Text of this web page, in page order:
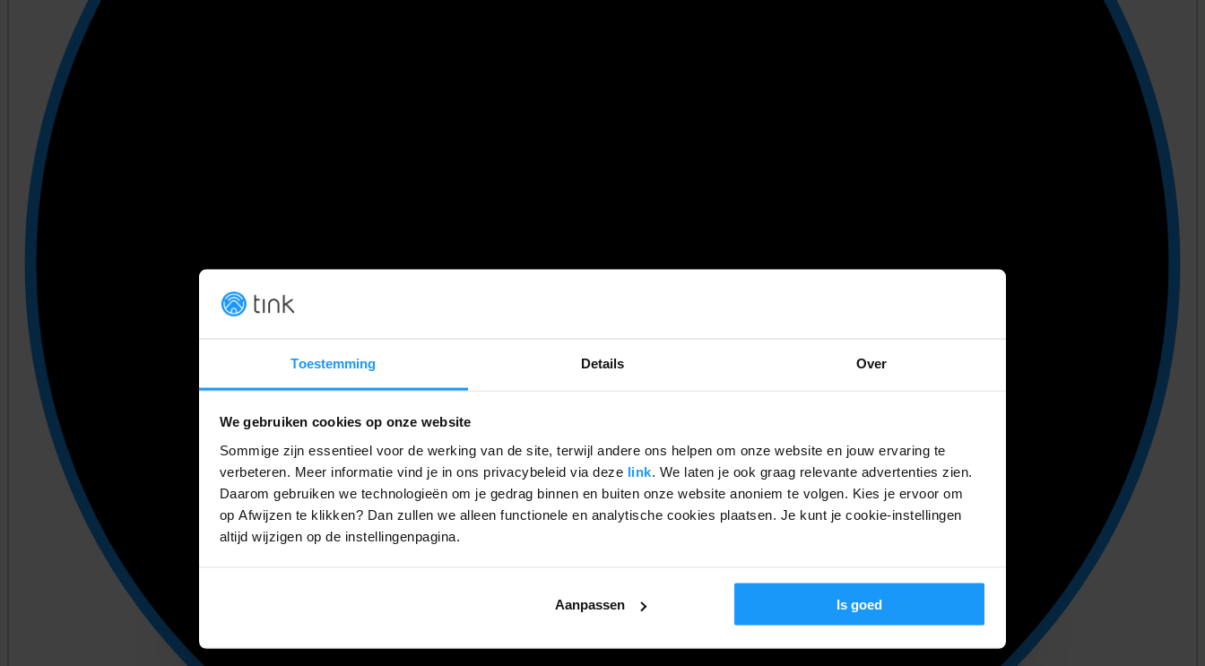
Toestemming Details Over
We gebruiken cookies op onze website
Sommige zijn essentieel voor de werking van de site, terwijl andere ons helpen om onze website en jouw ervaring te
verbeteren. Meer informatie vind je in ons privacybeleid via deze link. We laten je ook graag relevante advertenties zien.
Daarom gebruiken we technologieën om je gedrag binnen en buiten onze website anoniem te volgen. Kies je ervoor om
op Afwijzen te klikken? Dan zullen we alleen functionele en analytische cookies plaatsen. Je kunt je cookie-instellingen
altijd wijzigen op de instellingenpagina.
Aanpassen Is goed